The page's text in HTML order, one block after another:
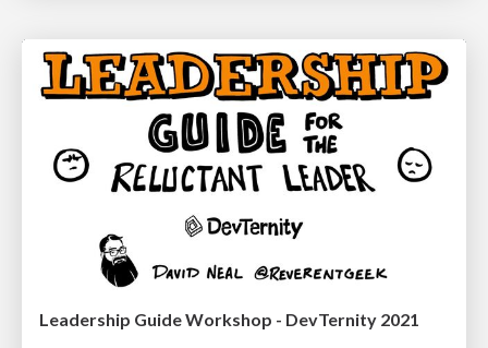
Leadership Guide Workshop - DevTernity 2021